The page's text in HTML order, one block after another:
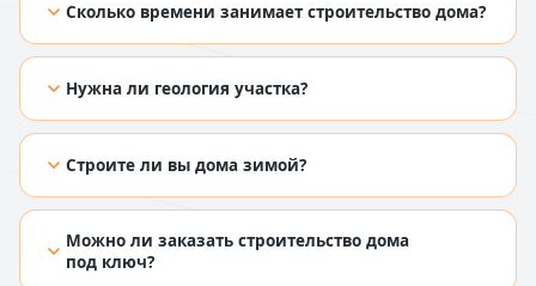
Сколько времени занимает строительство дома?
[TODO: добавить ответ из Figma]
Нужна ли геология участка?
[TODO: добавить ответ из Figma]
Строите ли вы дома зимой?
[TODO: добавить ответ из Figma]
Можно ли заказать строительство дома
под ключ?